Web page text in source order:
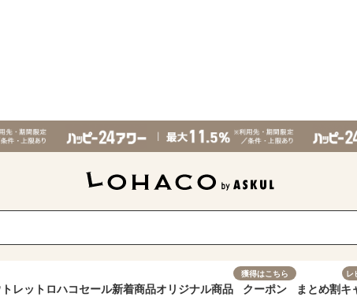
レット ロハコセール新着商品オリジナル商品
獲得はこちら
クーポン まとめ割
レ
キ